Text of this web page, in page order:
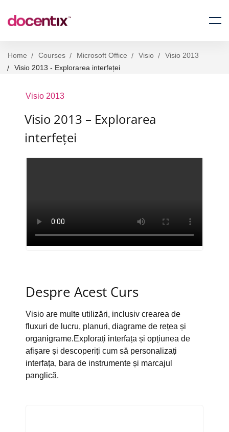
Home Courses Microsoft Office Visio
Visio 2013
Visio 2013 - Explorarea interfeței
Visio 2013
Visio 2013 – Explorarea
interfeței
Despre Acest Curs
Visio are multe utilizări, inclusiv crearea de
fluxuri de lucru, planuri, diagrame de rețea și
organigrame.Explorați interfața și opțiunea de
afișare și descoperiți cum să personalizați
interfața, bara de instrumente și marcajul
panglică.